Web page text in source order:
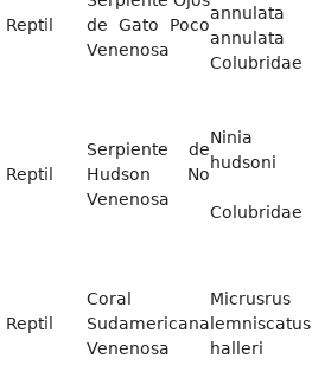
Reptil
de Gato Poco
Venenosa
annulata
annulata
Colubridae
Reptil
Serpiente de
Hudson No
Venenosa
Ninia
hudsoni
Colubridae
Reptil
Coral
Sudamericana
Venenosa
Micrusrus
lemniscatus
halleri